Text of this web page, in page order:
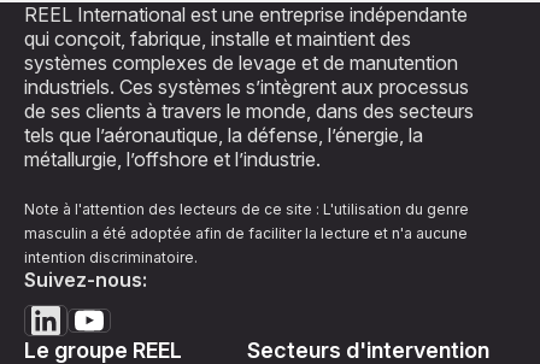
REEL International est une entreprise indépendante
qui conçoit, fabrique, installe et maintient des
systèmes complexes de levage et de manutention
industriels. Ces systèmes s’intègrent aux processus
de ses clients à travers le monde, dans des secteurs
tels que l’aéronautique, la défense, l’énergie, la
métallurgie, l’offshore et l’industrie.
Note à l'attention des lecteurs de ce site : L'utilisation du genre
masculin a été adoptée afin de faciliter la lecture et n'a aucune
intention discriminatoire.
Suivez-nous:
Le groupe REEL Secteurs d'intervention